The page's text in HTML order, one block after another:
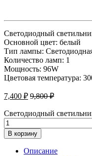
Светодиодный
Основной цвет: белый
Тип лампы:
Количество ламп: 1
Мощность: 96W
Цветовая температура:
7,400 ₽ 9,800₽
Светодиодный
В корзину
Описание